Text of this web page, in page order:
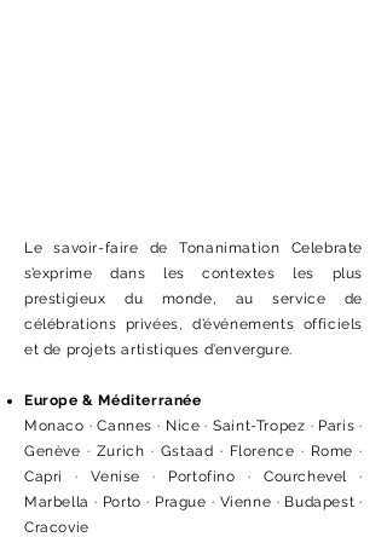
Le savoir-faire de Tonanimation Celebrate
s’exprime dans les contextes les plus
prestigieux du monde, au service de
célébrations privées, d’événements officiels
et de projets artistiques d’envergure.
Europe & Méditerranée
Monaco · Cannes · Nice · Saint-Tropez · Paris ·
Genève · Zurich · Gstaad · Florence · Rome ·
Capri · Venise · Portofino · Courchevel ·
Marbella · Porto · Prague · Vienne · Budapest ·
Cracovie